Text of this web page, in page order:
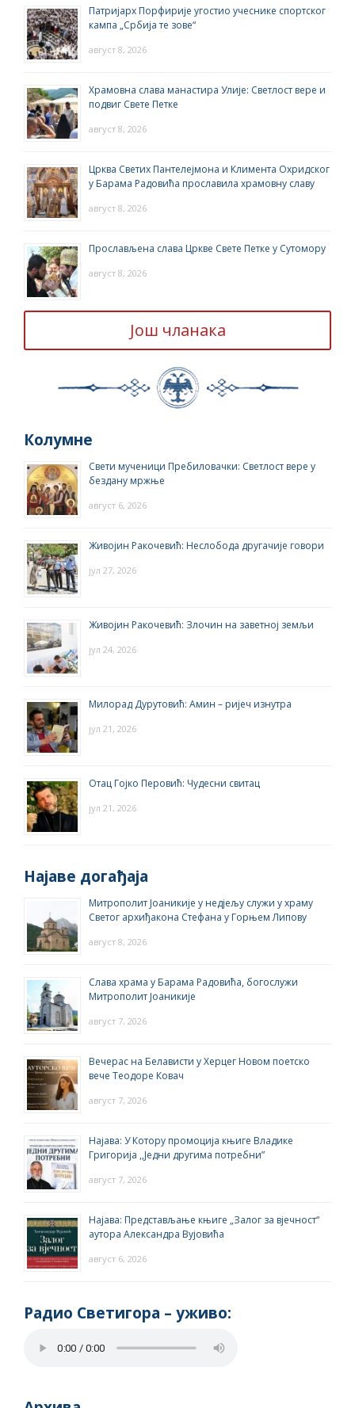
Патријарх Порфирије угостио учеснике спортског
кампа „Србија те зове“
август 8, 2026
Храмовна слава манастира Улије: Светлост вере и
подвиг Свете Петке
август 8, 2026
Црква Светих Пантелејмона и Климента Охридског
у Барама Радовића прославила храмовну славу
август 8, 2026
Прослављена слава Цркве Свете Петке у Сутомору
август 8, 2026
Још чланака
Колумне
Свети мученици Пребиловачки: Светлост вере у
бездану мржње
август 6, 2026
Живојин Ракочевић: Неслобода другачије говори
јул 27, 2026
Живојин Ракочевић: Злочин на заветној земљи
јул 24, 2026
Милорад Дурутовић: Амин – ријеч изнутра
јул 21, 2026
Отац Гојко Перовић: Чудесни свитац
јул 21, 2026
Најаве догађаја
Митрополит Јоаникије у недјељу служи у храму
Светог архиђакона Стефана у Горњем Липову
август 8, 2026
Слава храма у Барама Радовића, богослужи
Митрополит Јоаникије
август 7, 2026
Вечерас на Белависти у Херцег Новом поетско
вече Теодоре Ковач
август 7, 2026
Најава: У Котору промоција књиге Владике
Григорија ,,Једни другима потребни”
август 7, 2026
Најава: Представљање књиге „Залог за вјечност“
аутора Александра Вујовића
август 6, 2026
Радио Светигора – yживо: